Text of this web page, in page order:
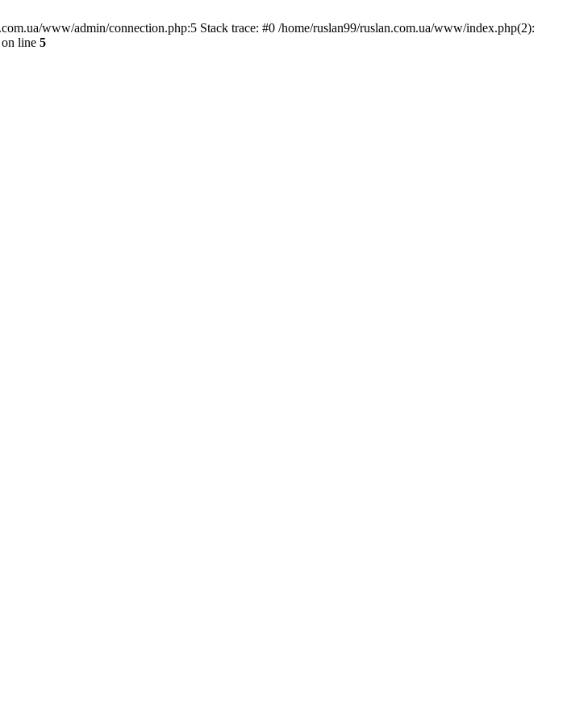
www/admin/connection.php:5 Stack trace: #0 /home/ruslan99/ruslan.com.ua/www/index.php(2):
on line 5